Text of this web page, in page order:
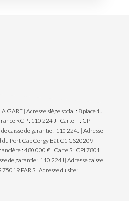
| Adresse siège social : 8 place du
RCP : 110 224 J | Carte T : CPI
caisse de garantie : 110 224J | Adresse
du Port Cap Cergy Bât C1 CS20209
: 480 000 € | Carte S : CPI 7801
de garantie : 110 224J | Adresse caisse
PARIS | Adresse du site :